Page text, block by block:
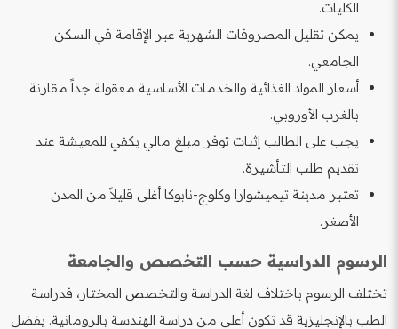
الكليات.
يمكن تقليل المصروفات الشهرية عبر الإقامة في السكن
الجامعي.
أسعار المواد الغذائية والخدمات الأساسية معقولة جداً مقارنة
بالغرب الأوروبي.
يجب على الطالب إثبات توفر مبلغ مالي يكفي للمعيشة عند
تقديم طلب التأشيرة.
تعتبر مدينة تيميشوارا وكلوج-نابوكا أغلى قليلاً من المدن
الأصغر.
الرسوم الدراسية حسب التخصص والجامعة
تختلف الرسوم باختلاف لغة الدراسة والتخصص المختار، فدراسة
الطب بالإنجليزية قد تكون أعلى من دراسة الهندسة بالرومانية. يفضل